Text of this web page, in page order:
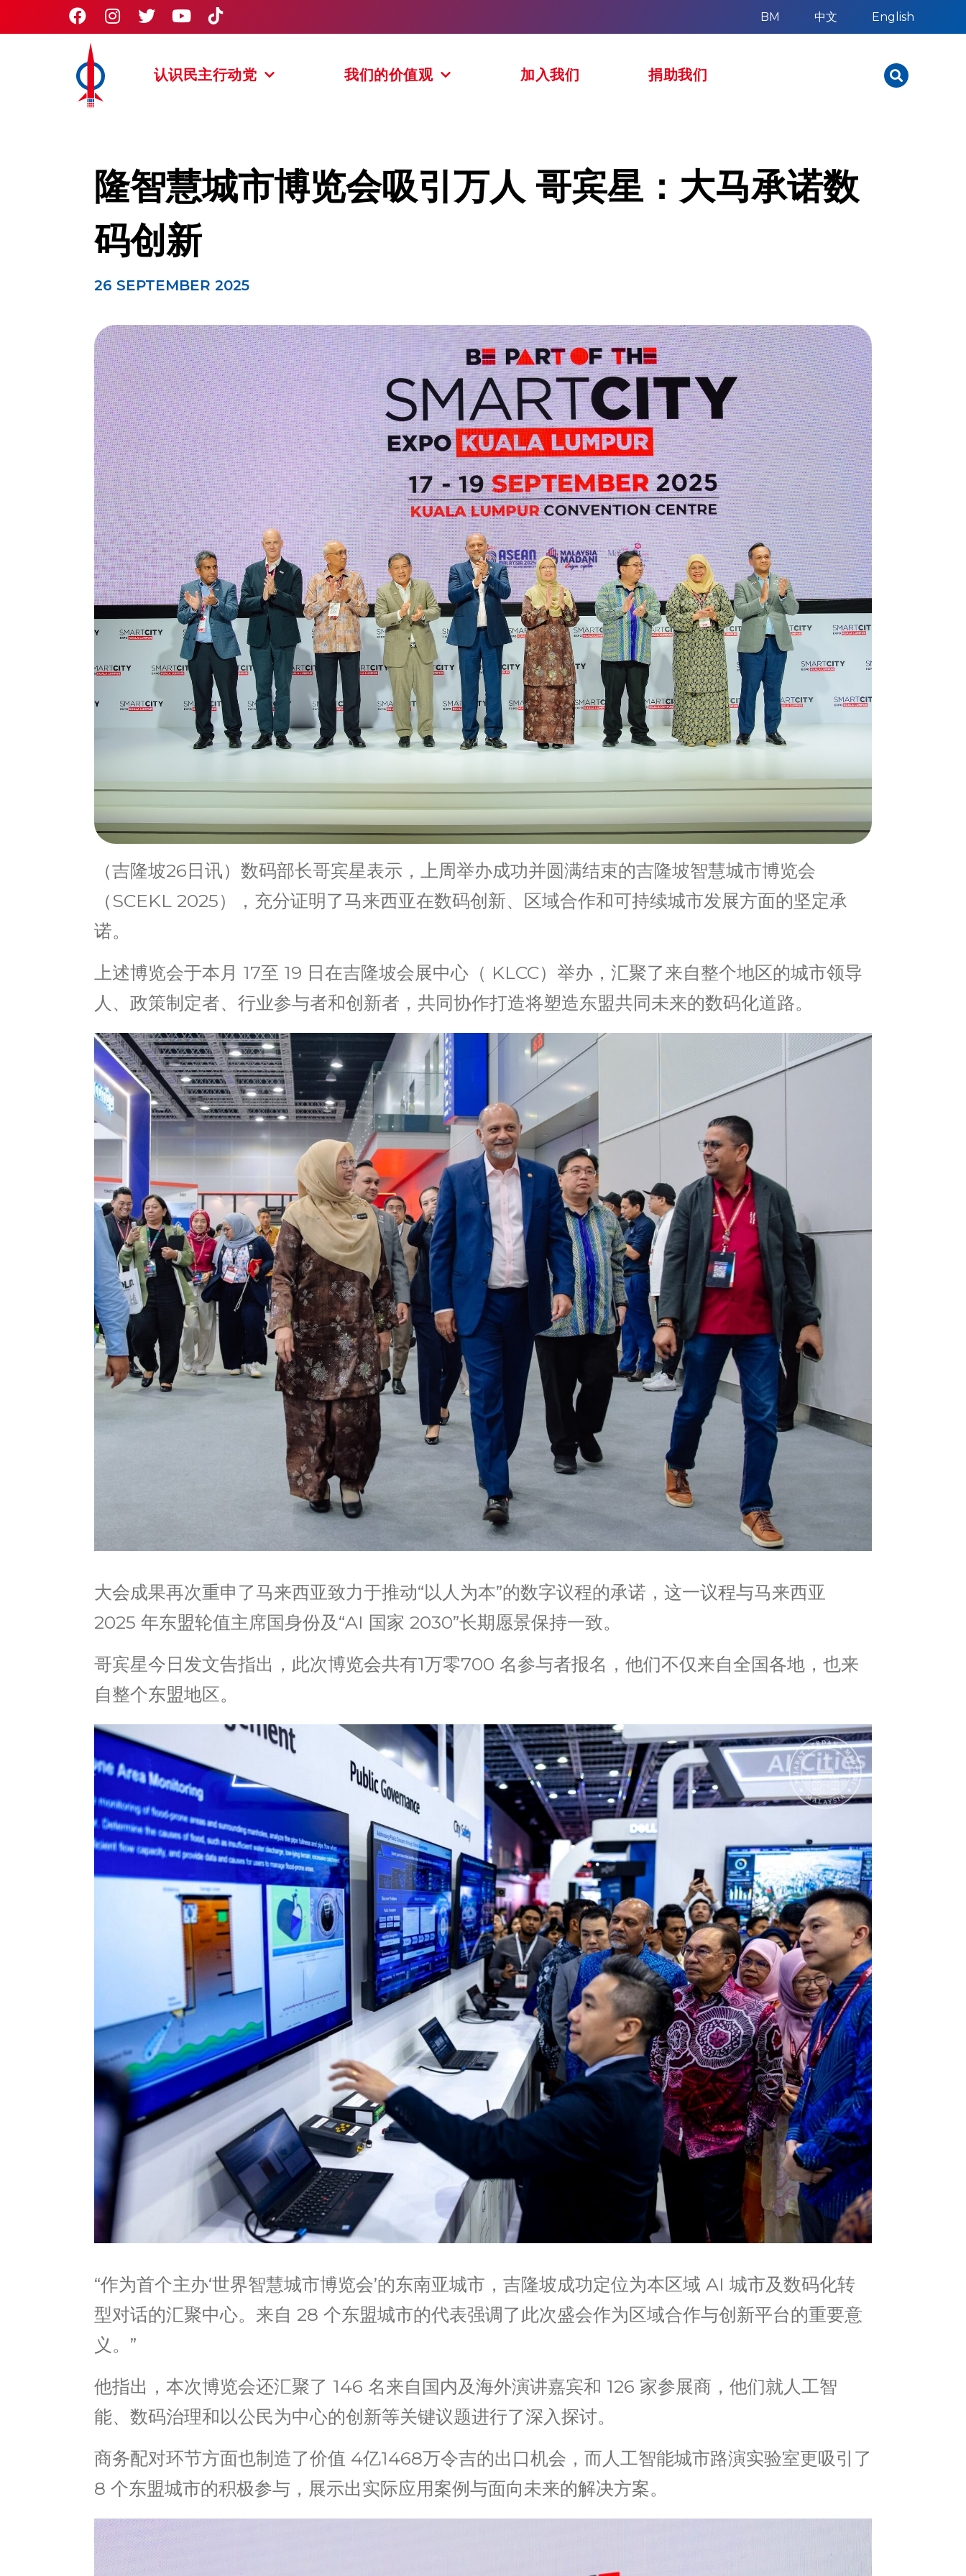
BM 中文 English
认识民主行动党 我们的价值观 加入我们 捐助我们
隆智慧城市博览会吸引万人 哥宾星：大马承诺数
码创新
26 SEPTEMBER 2025
（吉隆坡26日讯）数码部长哥宾星表示，上周举办成功并圆满结束的吉隆坡智慧城市博览会
（SCEKL 2025），充分证明了马来西亚在数码创新、区域合作和可持续城市发展方面的坚定承
诺。
上述博览会于本月 17至 19 日在吉隆坡会展中心（ KLCC）举办，汇聚了来自整个地区的城市领导
人、政策制定者、行业参与者和创新者，共同协作打造将塑造东盟共同未来的数码化道路。
大会成果再次重申了马来西亚致力于推动“以人为本”的数字议程的承诺，这一议程与马来西亚
2025 年东盟轮值主席国身份及“AI 国家 2030”长期愿景保持一致。
哥宾星今日发文告指出，此次博览会共有1万零700 名参与者报名，他们不仅来自全国各地，也来
自整个东盟地区。
“作为首个主办‘世界智慧城市博览会’的东南亚城市，吉隆坡成功定位为本区域 AI 城市及数码化转
型对话的汇聚中心。来自 28 个东盟城市的代表强调了此次盛会作为区域合作与创新平台的重要意
义。”
他指出，本次博览会还汇聚了 146 名来自国内及海外演讲嘉宾和 126 家参展商，他们就人工智
能、数码治理和以公民为中心的创新等关键议题进行了深入探讨。
商务配对环节方面也制造了价值 4亿1468万令吉的出口机会，而人工智能城市路演实验室更吸引了
8 个东盟城市的积极参与，展示出实际应用案例与面向未来的解决方案。